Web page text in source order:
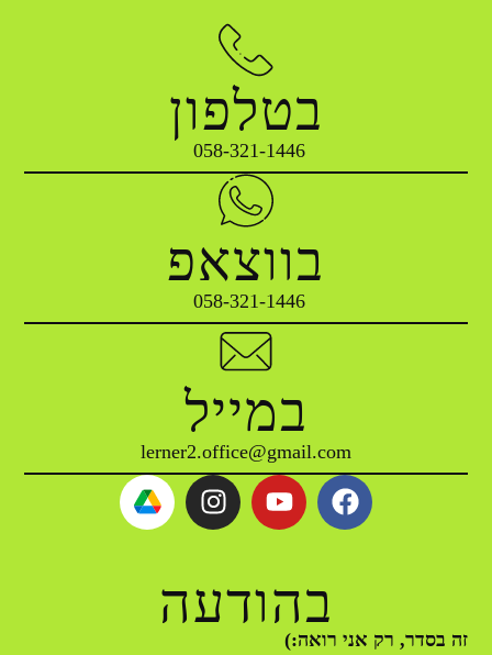
בטלפון
⁦ 058-321-1446⁩
בווצאפ
⁦ 058-321-1446⁩
במייל
lerner2.office@gmail.com
בהודעה
זה בסדר, רק אני רואה:)